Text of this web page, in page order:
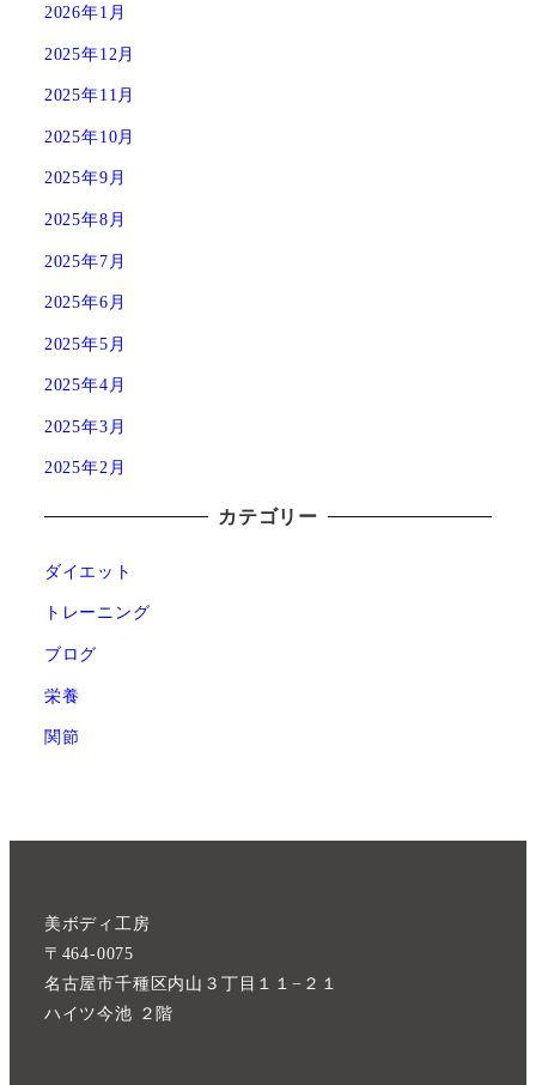
2026年1月
2025年12月
2025年11月
2025年10月
2025年9月
2025年8月
2025年7月
2025年6月
2025年5月
2025年4月
2025年3月
2025年2月
カテゴリー
ダイエット
トレーニング
ブログ
栄養
関節
美ボディ工房
〒464-0075
名古屋市千種区内山３丁目１１−２１
ハイツ今池 ２階